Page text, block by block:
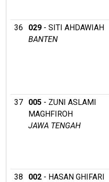
36
029 - SITI AHDAWIAH
BANTEN
37
005 - ZUNI ASLAMI
MAGHFIROH
JAWA TENGAH
38
002 - HASAN GHIFARI